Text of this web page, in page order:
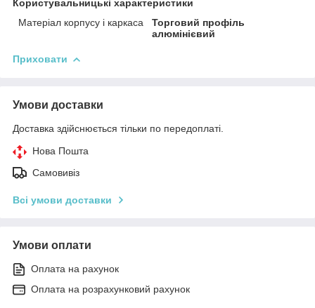
Користувальницькі характеристики
Матеріал корпусу і каркаса
Торговий профіль
алюмінієвий
Приховати
Умови доставки
Доставка здійснюється тільки по передоплаті.
Нова Пошта
Самовивіз
Всі умови доставки
Умови оплати
Оплата на рахунок
Оплата на розрахунковий рахунок